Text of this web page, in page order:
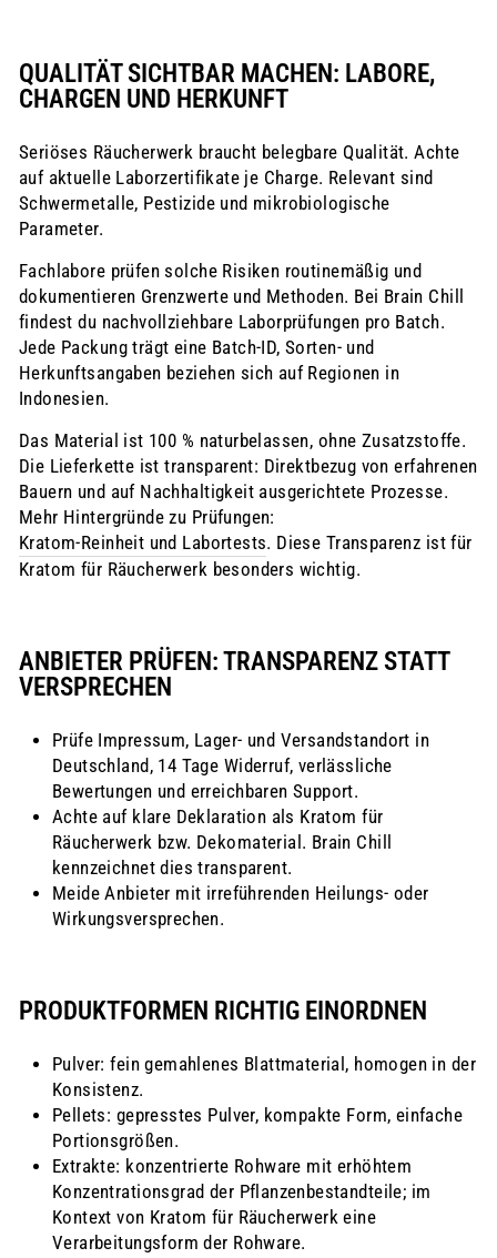
QUALITÄT SICHTBAR MACHEN: LABORE,
CHARGEN UND HERKUNFT
Seriöses Räucherwerk braucht belegbare Qualität. Achte
auf aktuelle Laborzertifikate je Charge. Relevant sind
Schwermetalle, Pestizide und mikrobiologische
Parameter.
Fachlabore prüfen solche Risiken routinemäßig und
dokumentieren Grenzwerte und Methoden. Bei Brain Chill
findest du nachvollziehbare Laborprüfungen pro Batch.
Jede Packung trägt eine Batch-ID, Sorten- und
Herkunftsangaben beziehen sich auf Regionen in
Indonesien.
Das Material ist 100 % naturbelassen, ohne Zusatzstoffe.
Die Lieferkette ist transparent: Direktbezug von erfahrenen
Bauern und auf Nachhaltigkeit ausgerichtete Prozesse.
Mehr Hintergründe zu Prüfungen:
Kratom‑Reinheit und Labortests. Diese Transparenz ist für
Kratom für Räucherwerk besonders wichtig.
ANBIETER PRÜFEN: TRANSPARENZ STATT
VERSPRECHEN
Prüfe Impressum, Lager- und Versandstandort in
Deutschland, 14 Tage Widerruf, verlässliche
Bewertungen und erreichbaren Support.
Achte auf klare Deklaration als Kratom für
Räucherwerk bzw. Dekomaterial. Brain Chill
kennzeichnet dies transparent.
Meide Anbieter mit irreführenden Heilungs- oder
Wirkungsversprechen.
PRODUKTFORMEN RICHTIG EINORDNEN
Pulver: fein gemahlenes Blattmaterial, homogen in der
Konsistenz.
Pellets: gepresstes Pulver, kompakte Form, einfache
Portionsgrößen.
Extrakte: konzentrierte Rohware mit erhöhtem
Konzentrationsgrad der Pflanzenbestandteile; im
Kontext von Kratom für Räucherwerk eine
Verarbeitungsform der Rohware.